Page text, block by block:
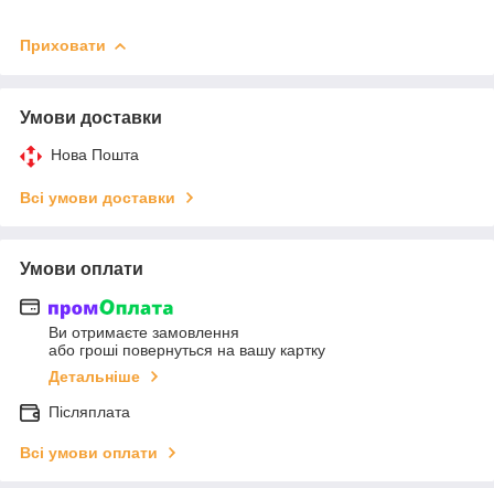
Приховати
Умови доставки
Нова Пошта
Всі умови доставки
Умови оплати
Ви отримаєте замовлення
або гроші повернуться на вашу картку
Детальніше
Післяплата
Всі умови оплати